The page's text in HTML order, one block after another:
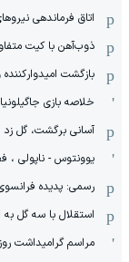
اتاق فرماندهی
ذوب‌آهن با کیت
بازگشت
خلاصه بازی جاگیلونیا 2 - گلاسکو رنجرز 1
آسانی برگشت، گل
یوونتوس - ناپولی ، فصل 2020
رسمی: پدیده
استقلال با سه گل
مراسم گرامیداشت